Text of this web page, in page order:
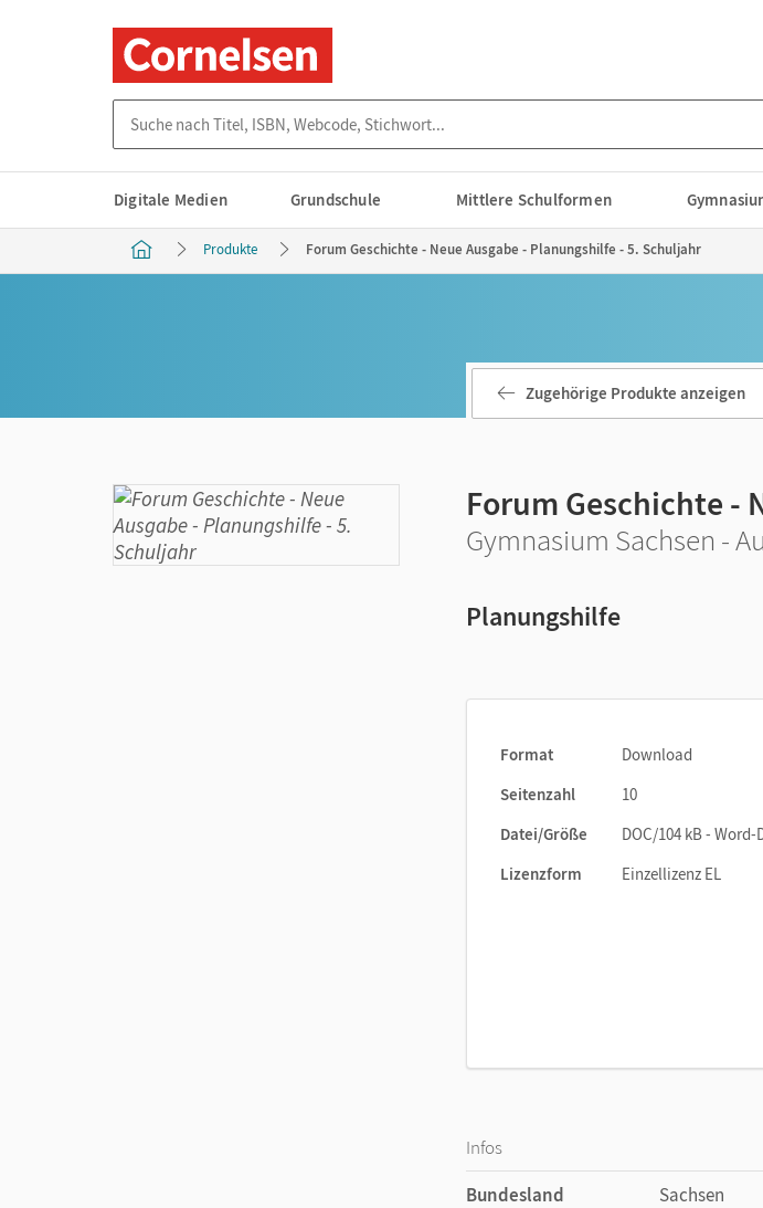
Digitale Medien Grundschule Mittlere Schulformen
Produkte Forum Geschichte - Neue Ausgabe - Planungshilfe - 5. Schuljahr
Zugehörige Produkte anzeigen
Forum Geschichte -
Gymnasium Sachsen -
Planungshilfe
Format
Download
Seitenzahl
10
Datei/Größe
DOC/104 kB - Word-
Lizenzform
Einzellizenz EL
Infos
Bundesland
Sachsen